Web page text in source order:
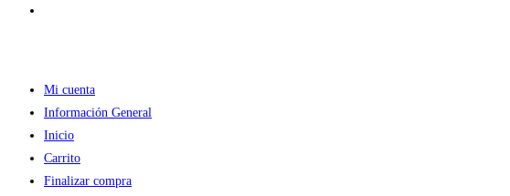
Mi cuenta
Información General
Inicio
Carrito
Finalizar compra